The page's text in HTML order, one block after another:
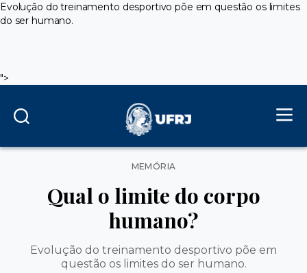
Evolução do treinamento desportivo põe em questão os limites
do ser humano.
">
Categorias
MEMÓRIA
Qual o limite do corpo
humano?
Evolução do treinamento desportivo põe em
questão os limites do ser humano.